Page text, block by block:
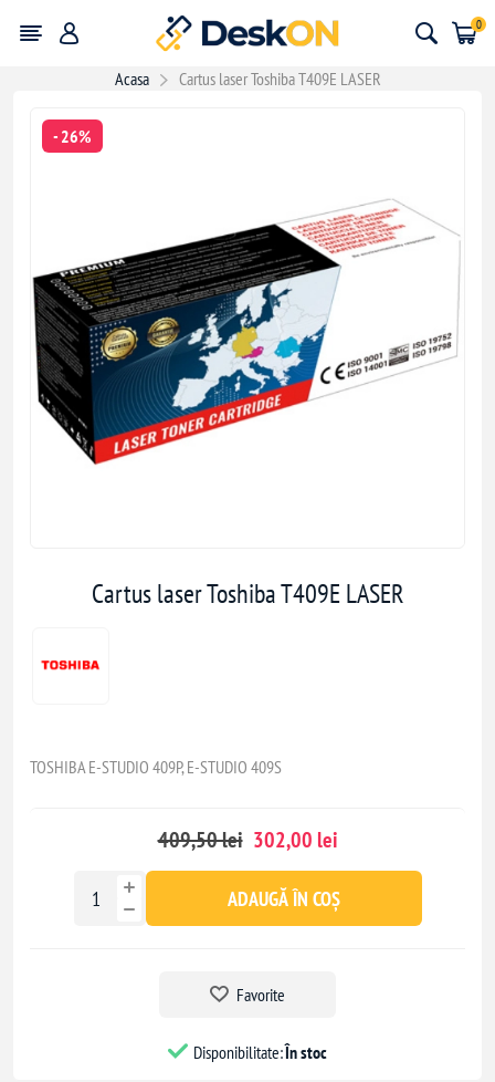
0
Acasa Cartus laser Toshiba T409E LASER
- 26%
Cartus laser Toshiba T409E LASER
TOSHIBA E-STUDIO 409P, E-STUDIO 409S
409,50 lei 302,00 lei
ADAUGĂ ÎN COȘ
Favorite
Disponibilitate:În stoc